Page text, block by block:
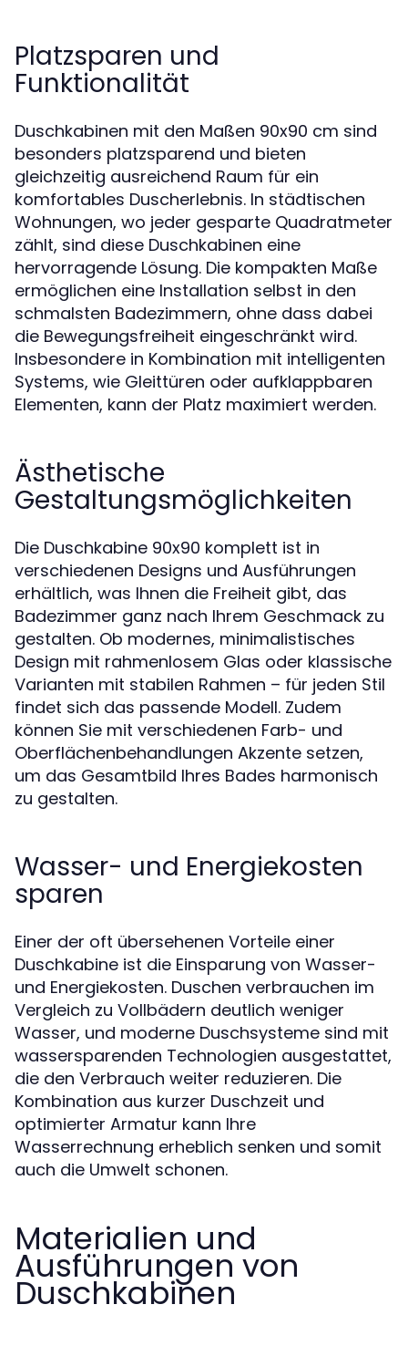
Platzsparen und
Funktionalität
Duschkabinen mit den Maßen 90x90 cm sind
besonders platzsparend und bieten
gleichzeitig ausreichend Raum für ein
komfortables Duscherlebnis. In städtischen
Wohnungen, wo jeder gesparte Quadratmeter
zählt, sind diese Duschkabinen eine
hervorragende Lösung. Die kompakten Maße
ermöglichen eine Installation selbst in den
schmalsten Badezimmern, ohne dass dabei
die Bewegungsfreiheit eingeschränkt wird.
Insbesondere in Kombination mit intelligenten
Systems, wie Gleittüren oder aufklappbaren
Elementen, kann der Platz maximiert werden.
Ästhetische
Gestaltungsmöglichkeiten
Die Duschkabine 90x90 komplett ist in
verschiedenen Designs und Ausführungen
erhältlich, was Ihnen die Freiheit gibt, das
Badezimmer ganz nach Ihrem Geschmack zu
gestalten. Ob modernes, minimalistisches
Design mit rahmenlosem Glas oder klassische
Varianten mit stabilen Rahmen – für jeden Stil
findet sich das passende Modell. Zudem
können Sie mit verschiedenen Farb- und
Oberflächenbehandlungen Akzente setzen,
um das Gesamtbild Ihres Bades harmonisch
zu gestalten.
Wasser- und Energiekosten
sparen
Einer der oft übersehenen Vorteile einer
Duschkabine ist die Einsparung von Wasser-
und Energiekosten. Duschen verbrauchen im
Vergleich zu Vollbädern deutlich weniger
Wasser, und moderne Duschsysteme sind mit
wassersparenden Technologien ausgestattet,
die den Verbrauch weiter reduzieren. Die
Kombination aus kurzer Duschzeit und
optimierter Armatur kann Ihre
Wasserrechnung erheblich senken und somit
auch die Umwelt schonen.
Materialien und
Ausführungen von
Duschkabinen